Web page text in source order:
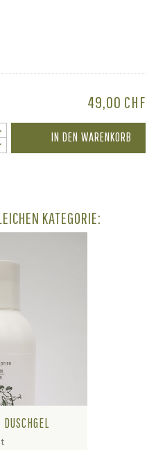
49,00 CHF
IN DEN WARENKORB
KATEGORIE: